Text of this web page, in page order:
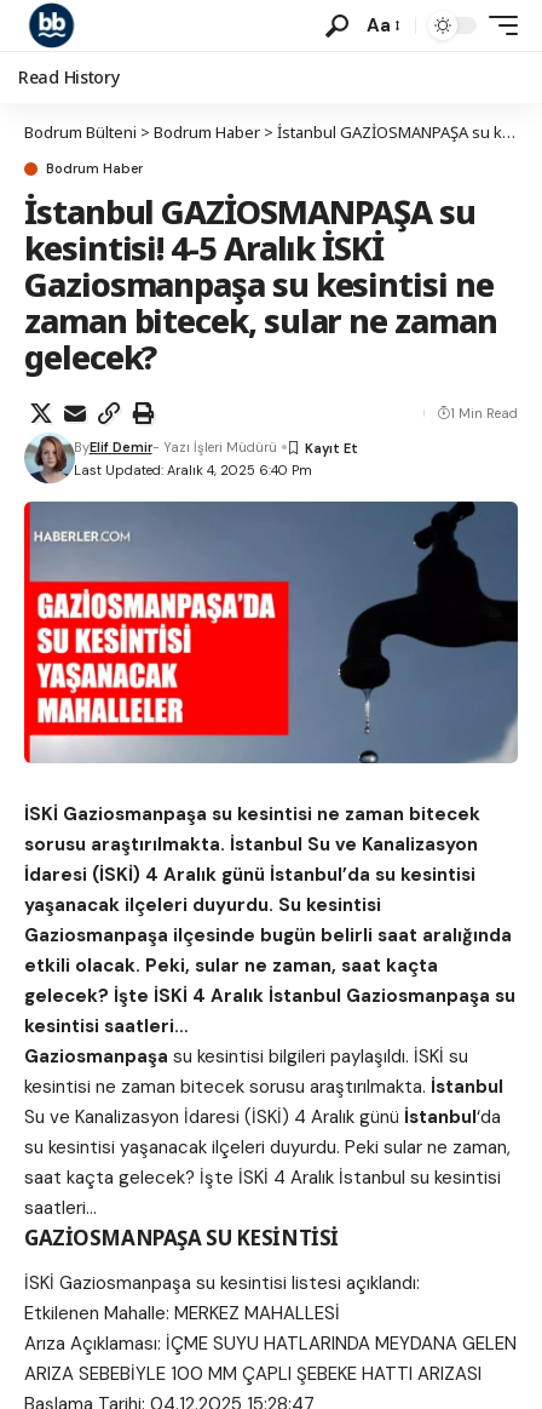
Aa
Read History
Bodrum Bülteni > Bodrum Haber > İstanbul GAZİOSMANPAŞA su kesintisi! 4-5 Aralık İSKİ Gaziosmanpaşa su kesintisi ne zaman bitecek, sular ne zaman gelecek?
Bodrum Haber
İstanbul GAZİOSMANPAŞA su
kesintisi! 4-5 Aralık İSKİ
Gaziosmanpaşa su kesintisi ne
zaman bitecek, sular ne zaman
gelecek?
Last Updated: Aralık 4, 2025 6:40 Pm
ByElif Demir- Yazı İşleri Müdürü
1 Min Read
İSKİ Gaziosmanpaşa su kesintisi ne zaman bitecek
sorusu araştırılmakta. İstanbul Su ve Kanalizasyon
İdaresi (İSKİ) 4 Aralık günü İstanbul’da su kesintisi
yaşanacak ilçeleri duyurdu. Su kesintisi
Gaziosmanpaşa ilçesinde bugün belirli saat aralığında
etkili olacak. Peki, sular ne zaman, saat kaçta
gelecek? İşte İSKİ 4 Aralık İstanbul Gaziosmanpaşa su
kesintisi saatleri…
Gaziosmanpaşa su kesintisi bilgileri paylaşıldı. İSKİ su
kesintisi ne zaman bitecek sorusu araştırılmakta. İstanbul
Su ve Kanalizasyon İdaresi (İSKİ) 4 Aralık günü İstanbul‘da
su kesintisi yaşanacak ilçeleri duyurdu. Peki sular ne zaman,
saat kaçta gelecek? İşte İSKİ 4 Aralık İstanbul su kesintisi
saatleri…
GAZİOSMANPAŞA SU KESİNTİSİ
İSKİ Gaziosmanpaşa su kesintisi listesi açıklandı:
Etkilenen Mahalle: MERKEZ MAHALLESİ
Arıza Açıklaması: İÇME SUYU HATLARINDA MEYDANA GELEN
ARIZA SEBEBİYLE 100 MM ÇAPLI ŞEBEKE HATTI ARIZASI